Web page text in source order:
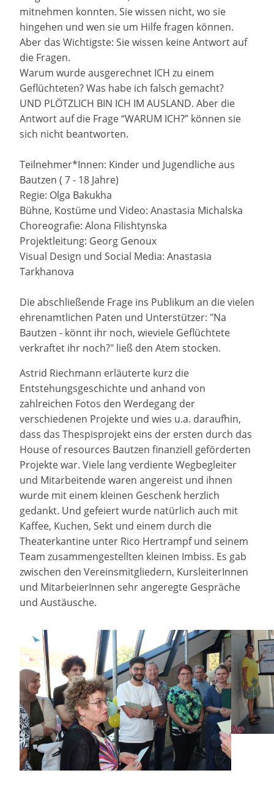
mitnehmen konnten. Sie wissen nicht, wo sie
hingehen und wen sie um Hilfe fragen können.
Aber das Wichtigste: Sie wissen keine Antwort auf
die Fragen.
Warum wurde ausgerechnet ICH zu einem
Geflüchteten? Was habe ich falsch gemacht?
UND PLÖTZLICH BIN ICH IM AUSLAND. Aber die
Antwort auf die Frage “WARUM ICH?” können sie
sich nicht beantworten.
Teilnehmer*Innen: Kinder und Jugendliche aus
Bautzen ( 7 - 18 Jahre)
Regie: Olga Bakukha
Bühne, Kostüme und Video: Anastasia Michalska
Choreografie: Alona Filishtynska
Projektleitung: Georg Genoux
Visual Design und Social Media: Anastasia
Tarkhanova
Die abschließende Frage ins Publikum an die vielen
ehrenamtlichen Paten und Unterstützer: "Na
Bautzen - könnt ihr noch, wieviele Geflüchtete
verkraftet ihr noch?" ließ den Atem stocken.
Astrid Riechmann erläuterte kurz die
Entstehungsgeschichte und anhand von
zahlreichen Fotos den Werdegang der
verschiedenen Projekte und wies u.a. daraufhin,
dass das Thespisprojekt eins der ersten durch das
House of resources Bautzen finanziell geförderten
Projekte war. Viele lang verdiente Wegbegleiter
und Mitarbeitende waren angereist und ihnen
wurde mit einem kleinen Geschenk herzlich
gedankt. Und gefeiert wurde natürlich auch mit
Kaffee, Kuchen, Sekt und einem durch die
Theaterkantine unter Rico Hertrampf und seinem
Team zusammengestellten kleinen Imbiss. Es gab
zwischen den Vereinsmitgliedern, KursleiterInnen
und MitarbeierInnen sehr angeregte Gespräche
und Austäusche.